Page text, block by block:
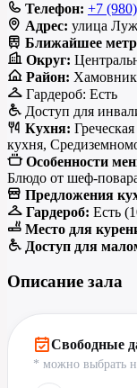
Телефон: +7
Адрес: улица
Ближайшее
Округ:
Район:
Гардероб: Есть
Доступ для
Кухня:
кухня,
Особенности
Блюдо от шеф-
Предложения
Гардероб: Есть
Место для
Доступ для
Описание зала
Свободные
* можно выбрать